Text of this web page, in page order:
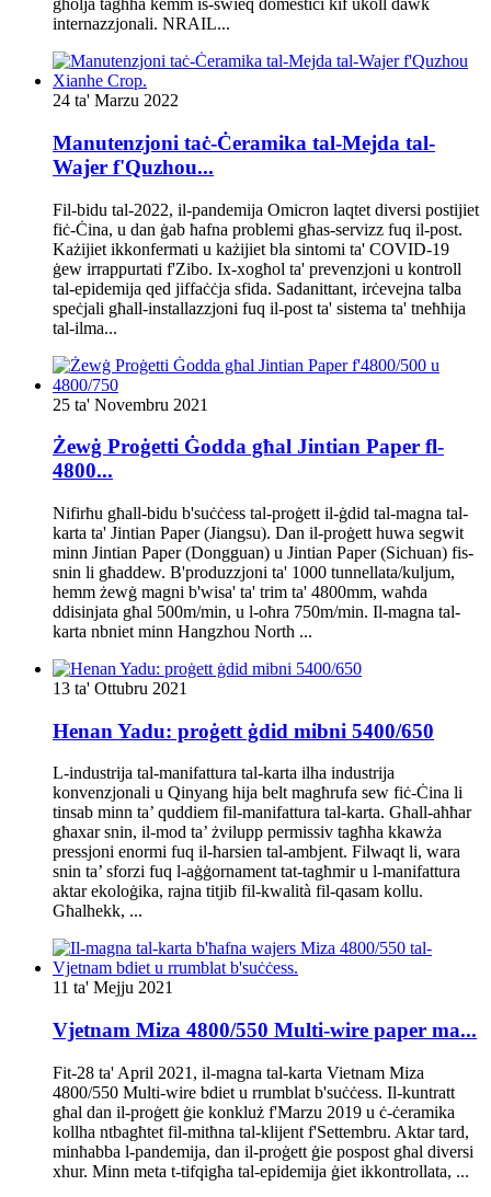
għolja tagħha kemm is-swieq domestiċi kif ukoll dawk
internazzjonali. NRAIL...
24 ta' Marzu 2022
Manutenzjoni taċ-Ċeramika tal-Mejda tal-
Wajer f'Quzhou...
Fil-bidu tal-2022, il-pandemija Omicron laqtet diversi postijiet
fiċ-Ċina, u dan ġab ħafna problemi għas-servizz fuq il-post.
Każijiet ikkonfermati u każijiet bla sintomi ta' COVID-19
ġew irrappurtati f'Zibo. Ix-xogħol ta' prevenzjoni u kontroll
tal-epidemija qed jiffaċċja sfida. Sadanittant, irċevejna talba
speċjali għall-installazzjoni fuq il-post ta' sistema ta' tneħħija
tal-ilma...
25 ta' Novembru 2021
Żewġ Proġetti Ġodda għal Jintian Paper fl-
4800...
Nifirħu għall-bidu b'suċċess tal-proġett il-ġdid tal-magna tal-
karta ta' Jintian Paper (Jiangsu). Dan il-proġett huwa segwit
minn Jintian Paper (Dongguan) u Jintian Paper (Sichuan) fis-
snin li għaddew. B'produzzjoni ta' 1000 tunnellata/kuljum,
hemm żewġ magni b'wisa' ta' trim ta' 4800mm, waħda
ddisinjata għal 500m/min, u l-oħra 750m/min. Il-magna tal-
karta nbniet minn Hangzhou North ...
13 ta' Ottubru 2021
Henan Yadu: proġett ġdid mibni 5400/650
L-industrija tal-manifattura tal-karta ilha industrija
konvenzjonali u Qinyang hija belt magħrufa sew fiċ-Ċina li
tinsab minn ta’ quddiem fil-manifattura tal-karta. Għall-aħħar
għaxar snin, il-mod ta’ żvilupp permissiv tagħha kkawża
pressjoni enormi fuq il-ħarsien tal-ambjent. Filwaqt li, wara
snin ta’ sforzi fuq l-aġġornament tat-tagħmir u l-manifattura
aktar ekoloġika, rajna titjib fil-kwalità fil-qasam kollu.
Għalhekk, ...
11 ta' Mejju 2021
Vjetnam Miza 4800/550 Multi-wire paper ma...
Fit-28 ta' April 2021, il-magna tal-karta Vietnam Miza
4800/550 Multi-wire bdiet u rrumblat b'suċċess. Il-kuntratt
għal dan il-proġett ġie konkluż f'Marzu 2019 u ċ-ċeramika
kollha ntbagħtet fil-mitħna tal-klijent f'Settembru. Aktar tard,
minħabba l-pandemija, dan il-proġett ġie pospost għal diversi
xhur. Minn meta t-tifqigħa tal-epidemija ġiet ikkontrollata, ...